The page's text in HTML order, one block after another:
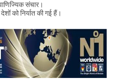
संचार।
को निर्यात की गई हैं।